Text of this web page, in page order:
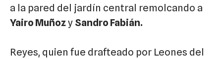
a la pared del jardín central remolcando a
Yairo Muñozy Sandro Fabián.
Reyes, quien fue drafteado por Leones del